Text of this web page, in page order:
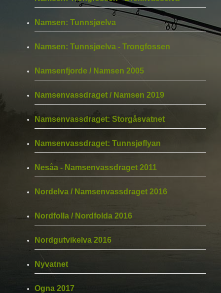
Namsen: Tunnsjøelva
Namsen: Tunnsjøelva - Trongfossen
Namsenfjorde / Namsen 2005
Namsenvassdraget / Namsen 2019
Namsenvassdraget: Storgåsvatnet
Namsenvassdraget: Tunnsjøflyan
Nesåa - Namsenvassdraget 2011
Nordelva / Namsenvassdraget 2016
Nordfolla / Nordfolda 2016
Nordgutvikelva 2016
Nyvatnet
Ogna 2017